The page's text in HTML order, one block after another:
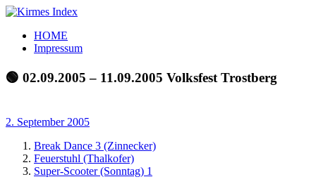
Zum
springen
Kirmes
Index
Tourpläne
der
letzten
HOME
Impressum
🟢 02.09.2005 – 11.09.2005 Volksfest Trostberg
2. September 2005
Break Dance 3 (Zinnecker)
Feuerstuhl (Thalkofer)
Super-Scooter (Sonntag) 1